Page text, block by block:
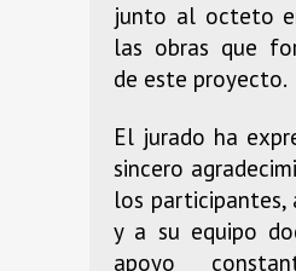
junto al octeto
las obras que
de este proyecto.
El jurado ha
sincero
los participantes,
y a su equipo
apoyo